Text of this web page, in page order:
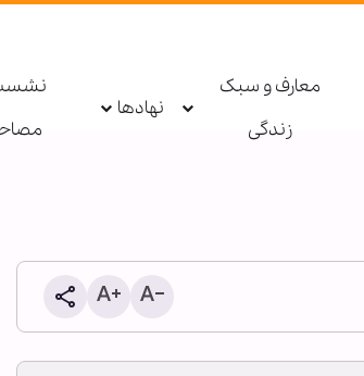
معارف و سبک
زندگی
نهادها